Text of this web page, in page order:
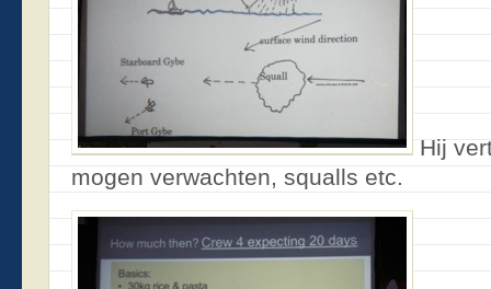
Hij
mogen verwachten, squalls etc.